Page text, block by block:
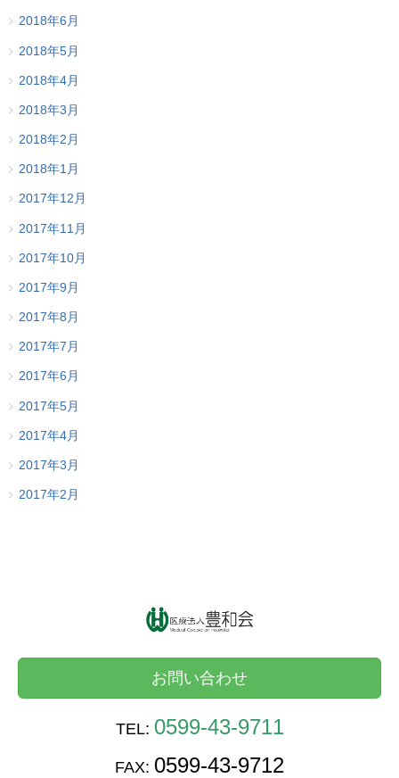
2018年6月
2018年5月
2018年4月
2018年3月
2018年2月
2018年1月
2017年12月
2017年11月
2017年10月
2017年9月
2017年8月
2017年7月
2017年6月
2017年5月
2017年4月
2017年3月
2017年2月
お問い合わせ
TEL: 0599-43-9711
FAX: 0599-43-9712